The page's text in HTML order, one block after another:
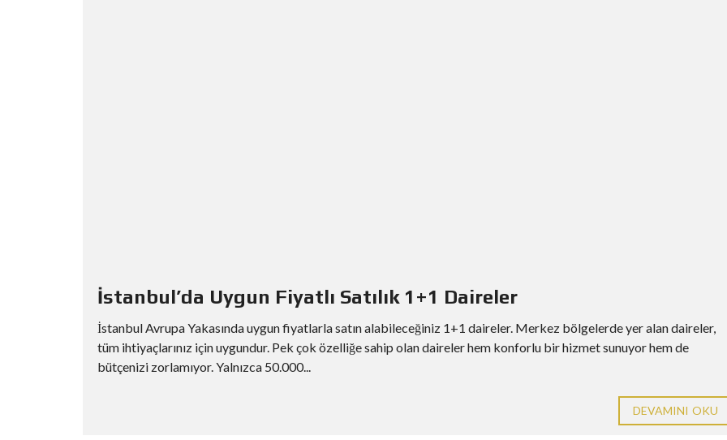
İstanbul’da Uygun Fiyatlı Satılık 1+1 Daireler
İstanbul Avrupa Yakasında uygun fiyatlarla satın alabileceğiniz 1+1 daireler. Merkez bölgelerde yer alan daireler,
tüm ihtiyaçlarınız için uygundur. Pek çok özelliğe sahip olan daireler hem konforlu bir hizmet sunuyor hem de
bütçenizi zorlamıyor. Yalnızca 50.000...
DEVAMINI OKU